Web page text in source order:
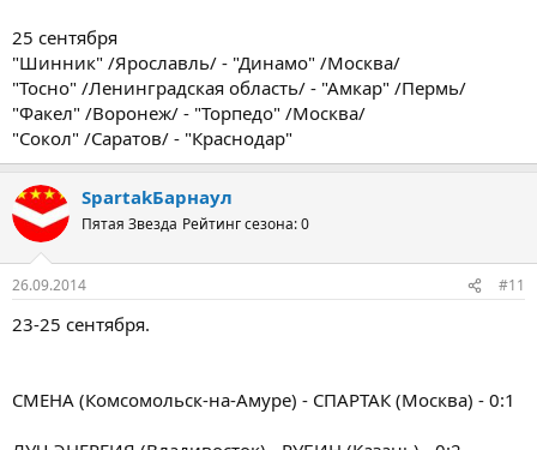
25 сентября
"Шинник" /Ярославль/ - "Динамо" /Москва/
"Тосно" /Ленинградская область/ - "Амкар" /Пермь/
"Факел" /Воронеж/ - "Торпедо" /Москва/
"Сокол" /Саратов/ - "Краснодар"
SpartakБарнаул
Пятая Звезда Рейтинг сезона: 0
26.09.2014 #11
23-25 сентября.
СМЕНА (Комсомольск-на-Амуре) - СПАРТАК (Москва) - 0:1